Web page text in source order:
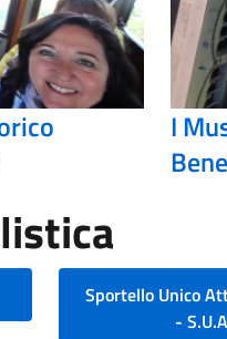
I
Sportello Unico
-